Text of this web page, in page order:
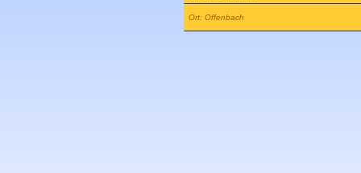
Ort: Offenbach